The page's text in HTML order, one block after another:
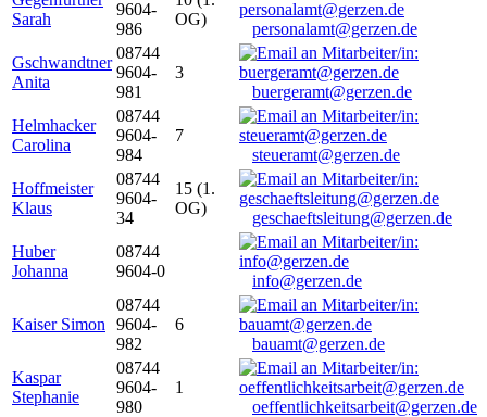
Sarah
9604-
986
OG)
personalamt@gerzen.de
Gschwandtner
Anita
08744
9604-
981
3
buergeramt@gerzen.de
Helmhacker
Carolina
08744
9604-
984
7
steueramt@gerzen.de
Hoffmeister
Klaus
08744
9604-
34
15 (1.
OG)
geschaeftsleitung@gerzen.de
Huber
Johanna
08744
9604-0
info@gerzen.de
Kaiser Simon
08744
9604-
982
6
bauamt@gerzen.de
Kaspar
Stephanie
08744
9604-
980
1
oeffentlichkeitsarbeit@gerzen.de